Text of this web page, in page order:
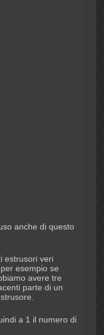
anche di questo
estrusori veri
esempio se
avere tre
parte di un
a 1 il numero di